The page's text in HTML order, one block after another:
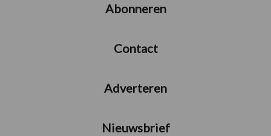
Abonneren
Contact
Adverteren
Nieuwsbrief